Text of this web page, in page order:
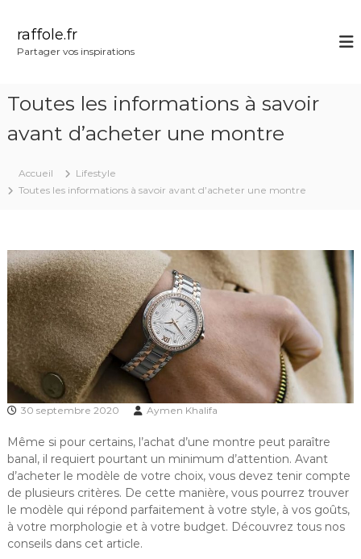
raffole.fr
Partager vos inspirations
Toutes les informations à savoir
avant d’acheter une montre
Accueil
Lifestyle
Toutes les informations à savoir avant d’acheter une montre
30 septembre 2020 Aymen Khalifa
Même si pour certains, l’achat d’une montre peut paraître
banal, il requiert pourtant un minimum d’attention. Avant
d’acheter le modèle de votre choix, vous devez tenir compte
de plusieurs critères. De cette manière, vous pourrez trouver
le modèle qui répond parfaitement à votre style, à vos goûts,
à votre morphologie et à votre budget. Découvrez tous nos
conseils dans cet article.